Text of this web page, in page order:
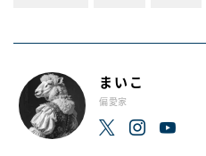
まいこ
偏愛家